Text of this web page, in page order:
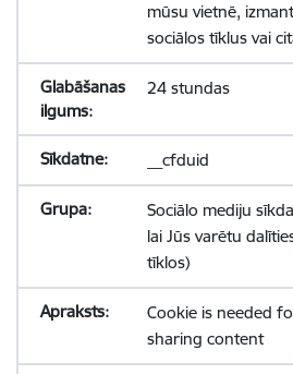
mūsu vietnē,
sociālos tīklus vai
24 stundas
__cfduid
Sociālo mediju
lai Jūs varētu
tīklos)
Cookie is needed
sharing content